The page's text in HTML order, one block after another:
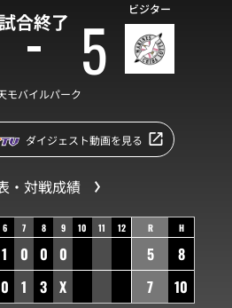
合終了 5 ビジター
モバイルパーク
ダイジェスト動画を見る
・対戦成績
6 7 8 9 10 11 12
1 0 0 0
0 1 3 X
R H
5
8
7
10